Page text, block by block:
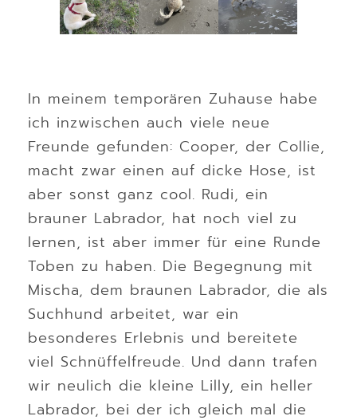
In meinem temporären Zuhause habe
ich inzwischen auch viele neue
Freunde gefunden: Cooper, der Collie,
macht zwar einen auf dicke Hose, ist
aber sonst ganz cool. Rudi, ein
brauner Labrador, hat noch viel zu
lernen, ist aber immer für eine Runde
Toben zu haben. Die Begegnung mit
Mischa, dem braunen Labrador, die als
Suchhund arbeitet, war ein
besonderes Erlebnis und bereitete
viel Schnüffelfreude. Und dann trafen
wir neulich die kleine Lilly, ein heller
Labrador, bei der ich gleich mal die